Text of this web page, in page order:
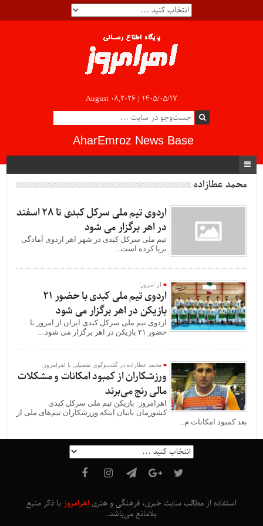
August 08,2026 | ۱۴۰۵/۰۵/۱۷
AharEmroz News Base
محمد عطازاده
اردوی تیم ملی سركل كبدی تا 28 اسفند
در اهر برگزار می شود
تیم ملی سركل كبدی در شهر اهر اردوی آمادگی
برپا کرده است....
از امروز؛
اردوی تیم ملی کبدی با حضور ۲۱
بازیکن در اهر برگزار می شود
اردوی تیم ملی سرکل کبدی ایران از امروز با
حضور ۲۱ بازیکن در اهر برگزار می شود....
محمد عطازاده در گفت‌وگوی تفصیلی با اهرامروز:
ورزشکاران از کمبود امکانات و مشکلات
مالی رنج می‌برند
اهرامروز: بازیکن تیم ملی سرکل کبدی
کشورمان بابیان اینکه ورزشکاران تیم‌های ملی از
بعد کمبود امکانات م...
استفاده از مطالب سایت خبری، فرهنگی و هنری اهرامروز با ذکر منبع
بلامانع می‌باشد.